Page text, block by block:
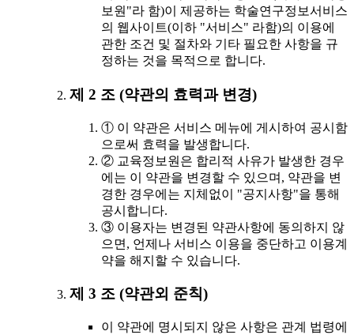
보원"라 함)이 제공하는 학술연구정보서비스
의 웹사이트(이하 "서비스" 라함)의 이용에
관한 조건 및 절차와 기타 필요한 사항을 규
정하는 것을 목적으로 합니다.
제 2 조 (약관의 효력과 변경)
① 이 약관은 서비스 메뉴에 게시하여 공시함
으로써 효력을 발생합니다.
② 교육정보원은 합리적 사유가 발생한 경우
에는 이 약관을 변경할 수 있으며, 약관을 변
경한 경우에는 지체없이 "공지사항"을 통해
공시합니다.
③ 이용자는 변경된 약관사항에 동의하지 않
으면, 언제나 서비스 이용을 중단하고 이용계
약을 해지할 수 있습니다.
제 3 조 (약관외 준칙)
이 약관에 명시되지 않은 사항은 관계 법령에